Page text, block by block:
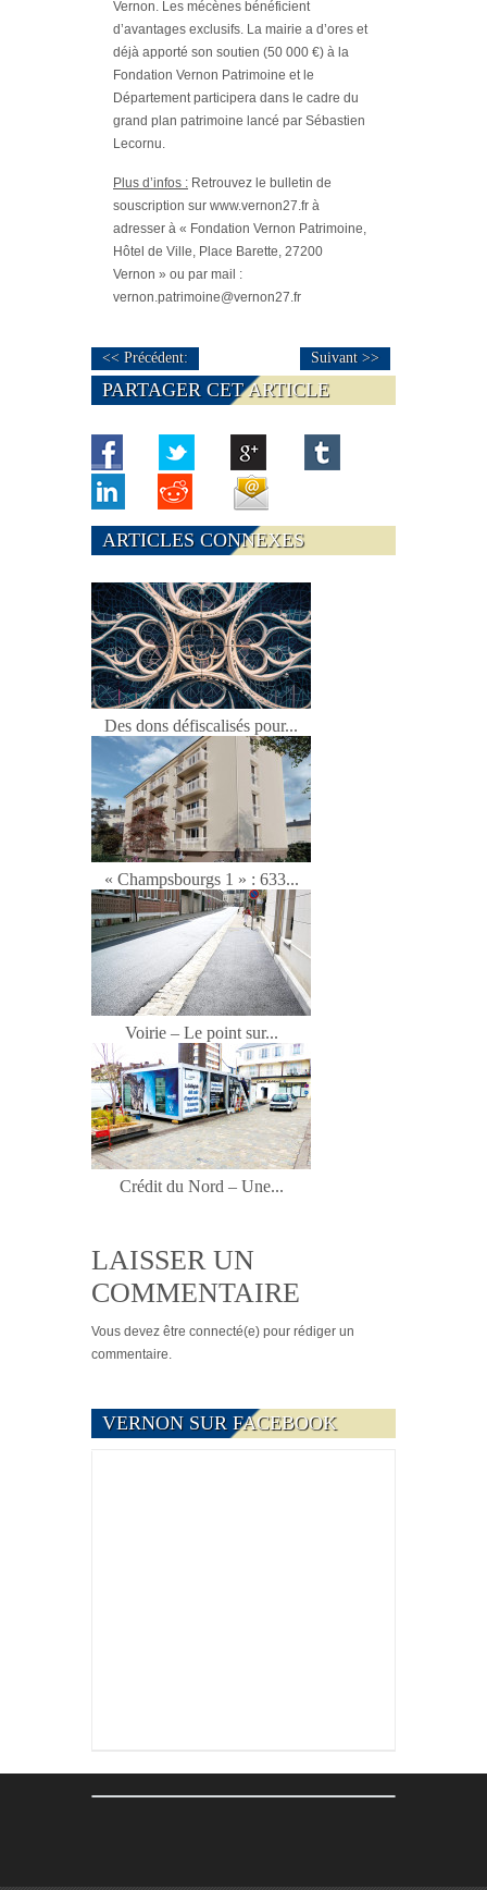
Vernon. Les mécènes bénéficient
d’avantages exclusifs. La mairie a d’ores et
déjà apporté son soutien (50 000 €) à la
Fondation Vernon Patrimoine et le
Département participera dans le cadre du
grand plan patrimoine lancé par Sébastien
Lecornu.
Plus d’infos : Retrouvez le bulletin de
souscription sur www.vernon27.fr à
adresser à « Fondation Vernon Patrimoine,
Hôtel de Ville, Place Barette, 27200
Vernon » ou par mail :
vernon.patrimoine@vernon27.fr
<< Précédent: Suivant >>
PARTAGER CET ARTICLE
ARTICLES CONNEXES
Des dons défiscalisés pour...
« Champsbourgs 1 » : 633...
Voirie – Le point sur...
Crédit du Nord – Une...
LAISSER UN
COMMENTAIRE
Vous devez être connecté(e) pour rédiger un
commentaire.
VERNON SUR FACEBOOK